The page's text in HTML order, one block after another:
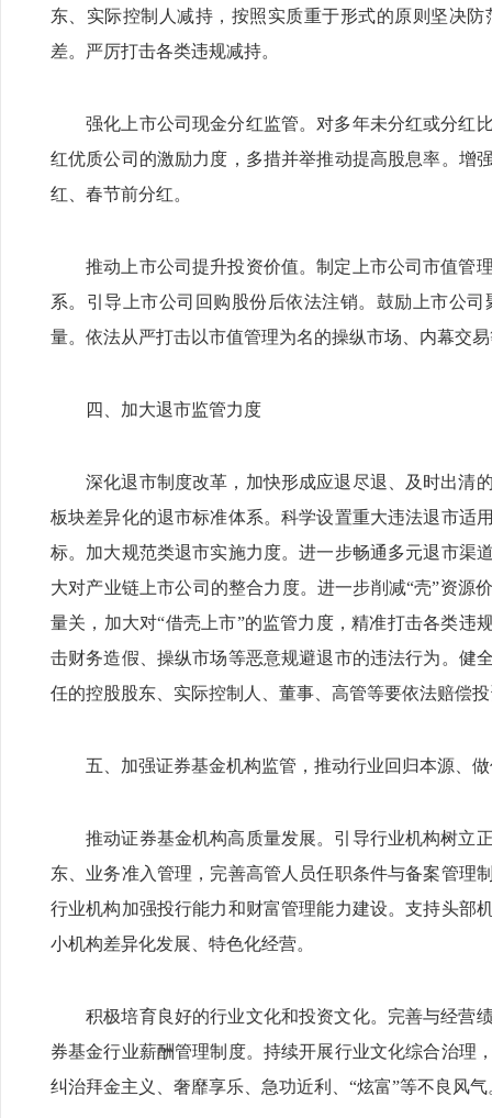
东、实际控制人减持，按照实质重于形式的原则坚决
差。严厉打击各类违规减持。
强化上市公司现金分红监管。对多年未分红或分红
红优质公司的激励力度，多措并举推动提高股息率。增
红、春节前分红。
推动上市公司提升投资价值。制定上市公司市值管
系。引导上市公司回购股份后依法注销。鼓励上市公
量。依法从严打击以市值管理为名的操纵市场、内幕交
四、加大退市监管力度
深化退市制度改革，加快形成应退尽退、及时出清
板块差异化的退市标准体系。科学设置重大违法退市适
标。加大规范类退市实施力度。进一步畅通多元退市渠
大对产业链上市公司的整合力度。进一步削减“壳”资源
量关，加大对“借壳上市”的监管力度，精准打击各类违
击财务造假、操纵市场等恶意规避退市的违法行为。健
任的控股股东、实际控制人、董事、高管等要依法赔偿
五、加强证券基金机构监管，推动行业回归本源、
推动证券基金机构高质量发展。引导行业机构树立
东、业务准入管理，完善高管人员任职条件与备案管理
行业机构加强投行能力和财富管理能力建设。支持头部
小机构差异化发展、特色化经营。
积极培育良好的行业文化和投资文化。完善与经营
券基金行业薪酬管理制度。持续开展行业文化综合治理
纠治拜金主义、奢靡享乐、急功近利、“炫富”等不良风气